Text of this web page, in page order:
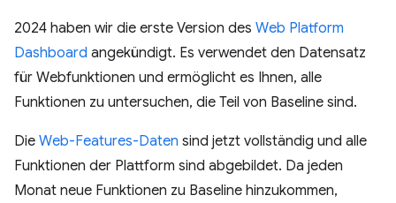
2024 haben wir die erste Version des Web Platform
Dashboard angekündigt. Es verwendet den Datensatz
für Webfunktionen und ermöglicht es Ihnen, alle
Funktionen zu untersuchen, die Teil von Baseline sind.
Die Web-Features-Daten sind jetzt vollständig und alle
Funktionen der Plattform sind abgebildet. Da jeden
Monat neue Funktionen zu Baseline hinzukommen,